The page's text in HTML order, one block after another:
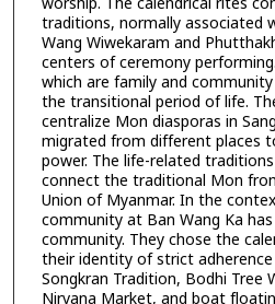
traditions, normally associated
Wang Wiwekaram and
centers of ceremony
which are family and
the transitional period of life.
centralize Mon diasporas in
migrated from different places
power. The life-related
connect the traditional Mon
Union of Myanmar. In the
community at Ban Wang Ka
community. They chose the
their identity of strict
Songkran Tradition, Bodhi Tree
Nirvana Market, and boat